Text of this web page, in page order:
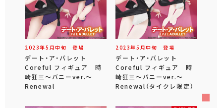
2023年5 月中旬 登場
デート・ア・バレット
Coreful フィギュア 時
崎狂三～バニーver.～
Renewal
2023年5 月中旬 登場
デート・ア・バレット
Coreful フィギュア 時
崎狂三～バニーver.～
Renewal（タイクレ限定）